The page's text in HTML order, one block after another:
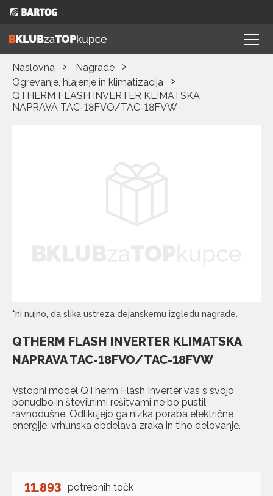
Naslovna
Nagrade
Ogrevanje, hlajenje in klimatizacija
QTHERM FLASH INVERTER KLIMATSKA
NAPRAVA TAC-18FVO/TAC-18FVW
*ni nujno, da slika ustreza dejanskemu izgledu nagrade.
QTHERM FLASH INVERTER KLIMATSKA
NAPRAVA TAC-18FVO/TAC-18FVW
Vstopni model QTherm Flash Inverter vas s svojo
ponudbo in številnimi rešitvami ne bo pustil
ravnodušne. Odlikujejo ga nizka poraba električne
energije, vrhunska obdelava zraka in tiho delovanje.
11.893 potrebnih točk